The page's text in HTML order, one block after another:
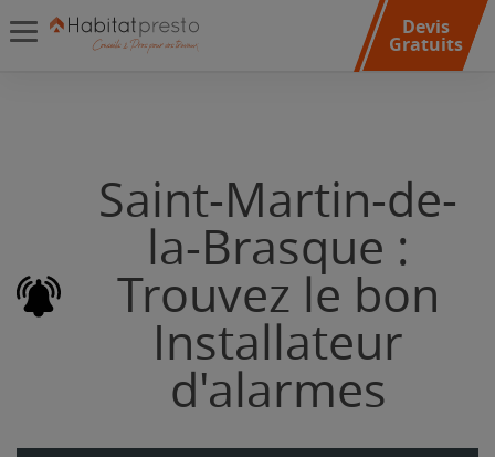
Devis
Gratuits
Saint-Martin-de-
la-Brasque :
Trouvez le bon
Installateur
d'alarmes